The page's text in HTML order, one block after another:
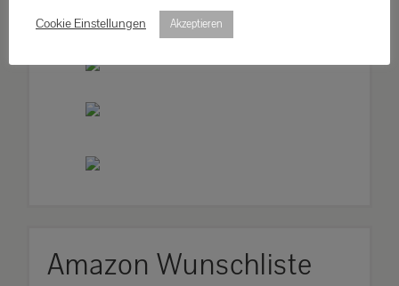
Amazon Wunschliste
Cookie Einstellungen
Akzeptieren